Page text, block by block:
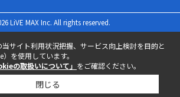
LiVE MAX Inc. All rights reserved.
サイト利用状況把握、サービス向上検討を目的と
を使用しています。
の取扱いについて」 をご確認ください。
閉じる